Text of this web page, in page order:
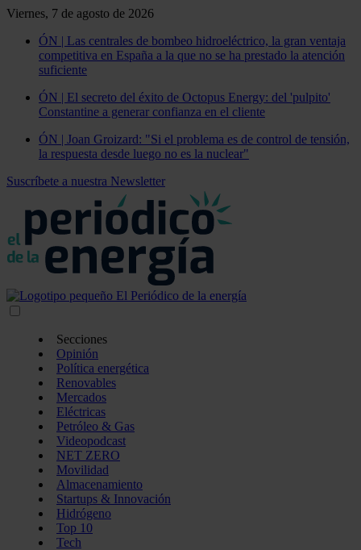
Viernes, 7 de agosto de 2026
ÓN | Las centrales de bombeo hidroeléctrico, la gran ventaja
competitiva en España a la que no se ha prestado la atención
suficiente
ÓN | El secreto del éxito de Octopus Energy: del 'pulpito'
Constantine a generar confianza en el cliente
ÓN | Joan Groizard: "Si el problema es de control de tensión,
la respuesta desde luego no es la nuclear"
Suscríbete a nuestra Newsletter
Secciones
Opinión
Política energética
Renovables
Mercados
Eléctricas
Petróleo & Gas
Videopodcast
NET ZERO
Movilidad
Almacenamiento
Startups & Innovación
Hidrógeno
Top 10
Tech